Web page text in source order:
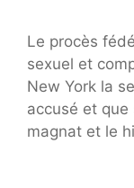
Le procès
sexuel et
New York la
accusé et que
magnat et le